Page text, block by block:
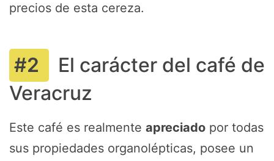
precios de esta cereza.
El carácter del café de
Veracruz
Este café es realmente apreciado por todas
sus propiedades organolépticas, posee un